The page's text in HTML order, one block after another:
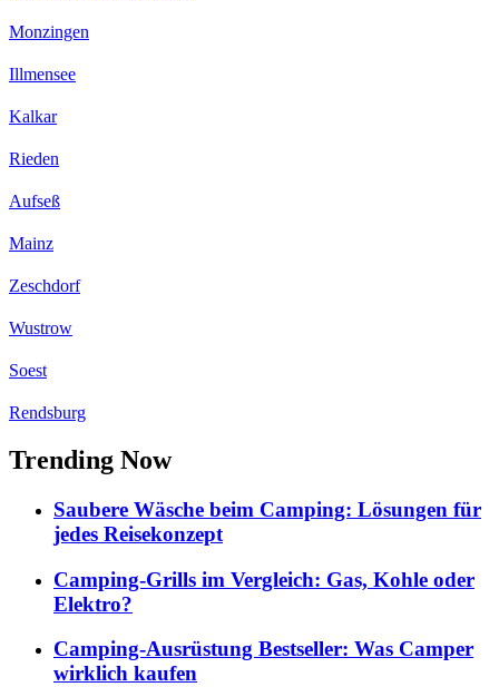
Monzingen
Illmensee
Kalkar
Rieden
Aufseß
Mainz
Zeschdorf
Wustrow
Soest
Rendsburg
Trending Now
Saubere Wäsche beim Camping: Lösungen für
jedes Reisekonzept
Camping-Grills im Vergleich: Gas, Kohle oder
Elektro?
Camping-Ausrüstung Bestseller: Was Camper
wirklich kaufen